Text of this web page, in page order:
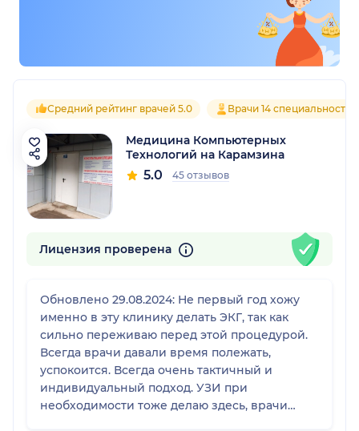
Средний рейтинг врачей 5.0 Врачи 14 специальностей
Медицина Компьютерных
Технологий на Карамзина
5.0 45 отзывов
Лицензия проверена
Обновлено 29.08.2024: Не первый год хожу
именно в эту клинику делать ЭКГ, так как
сильно переживаю перед этой процедурой.
Всегда врачи давали время полежать,
успокоится. Всегда очень тактичный и
индивидуальный подход. УЗИ при
необходимости тоже делаю здесь, врачи